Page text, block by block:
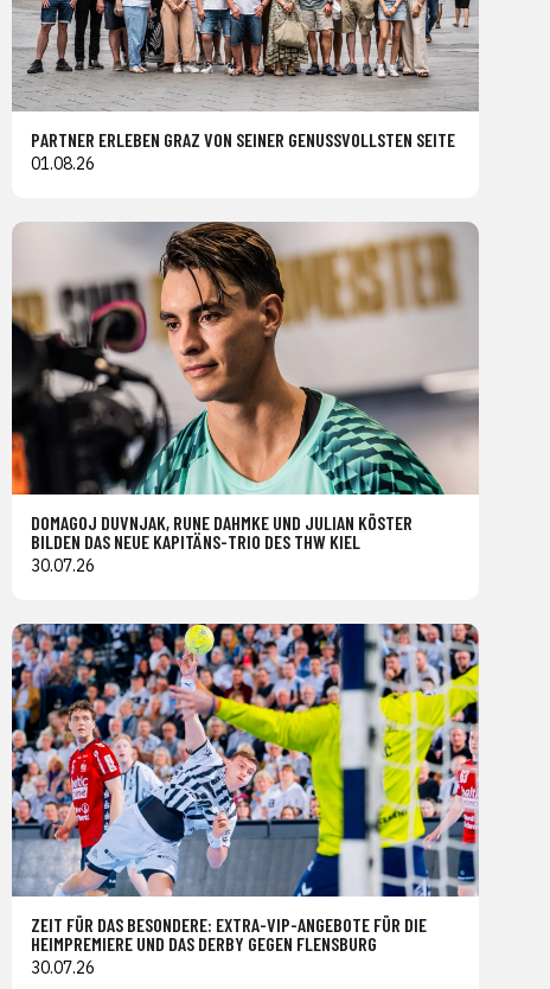
PARTNER ERLEBEN GRAZ VON SEINER GENUSSVOLLSTEN SEITE
01.08.26
DOMAGOJ DUVNJAK, RUNE DAHMKE UND JULIAN KÖSTER
BILDEN DAS NEUE KAPITÄNS-TRIO DES THW KIEL
30.07.26
ZEIT FÜR DAS BESONDERE: EXTRA-VIP-ANGEBOTE FÜR DIE
HEIMPREMIERE UND DAS DERBY GEGEN FLENSBURG
30.07.26